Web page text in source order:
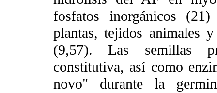
fosfatos inorgánicos
plantas, tejidos animales
(9,57). Las semillas
constitutiva, así como
novo" durante la